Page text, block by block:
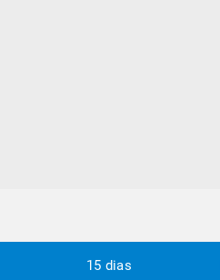
15 dias